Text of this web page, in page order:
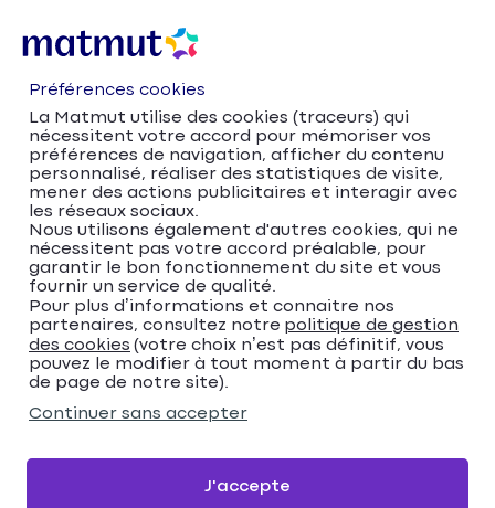
Accueil
Trouver votre agence Matmut
Normandie
Seine-Maritime
Matmut Assurances 46 Route de Paris,
Bonsecours
Matmut Assurances 46
Route de Paris,
Bonsecours
Donnez votre avis
Préférences cookies
La Matmut utilise des cookies (traceurs) qui
nécessitent votre accord pour mémoriser vos
préférences de navigation, afficher du contenu
personnalisé, réaliser des statistiques de visite,
mener des actions publicitaires et interagir avec
les réseaux sociaux.
Nous utilisons également d'autres cookies, qui ne
nécessitent pas votre accord préalable, pour
garantir le bon fonctionnement du site et vous
fournir un service de qualité.
Pour plus d’informations et connaitre nos
partenaires, consultez notre politique de gestion
des cookies (votre choix n’est pas définitif, vous
pouvez le modifier à tout moment à partir du bas
de page de notre site).
Continuer sans accepter
J'accepte